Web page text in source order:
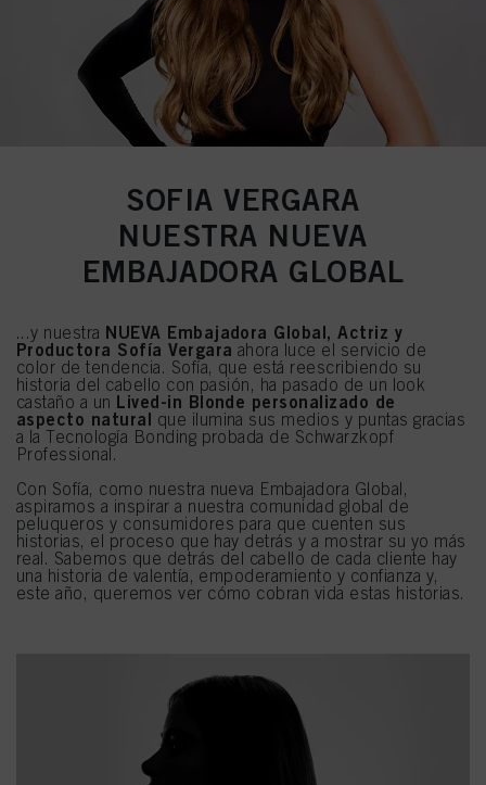
SOFIA VERGARA
NUESTRA NUEVA
EMBAJADORA GLOBAL
...y nuestra NUEVA Embajadora Global, Actriz y
Productora Sofía Vergara ahora luce el servicio de
color de tendencia. Sofía, que está reescribiendo su
historia del cabello con pasión, ha pasado de un look
castaño a un Lived-in Blonde personalizado de
aspecto natural que ilumina sus medios y puntas gracias
a la Tecnología Bonding probada de Schwarzkopf
Professional.
Con Sofía, como nuestra nueva Embajadora Global,
aspiramos a inspirar a nuestra comunidad global de
peluqueros y consumidores para que cuenten sus
historias, el proceso que hay detrás y a mostrar su yo más
real. Sabemos que detrás del cabello de cada cliente hay
una historia de valentía, empoderamiento y confianza y,
este año, queremos ver cómo cobran vida estas historias.